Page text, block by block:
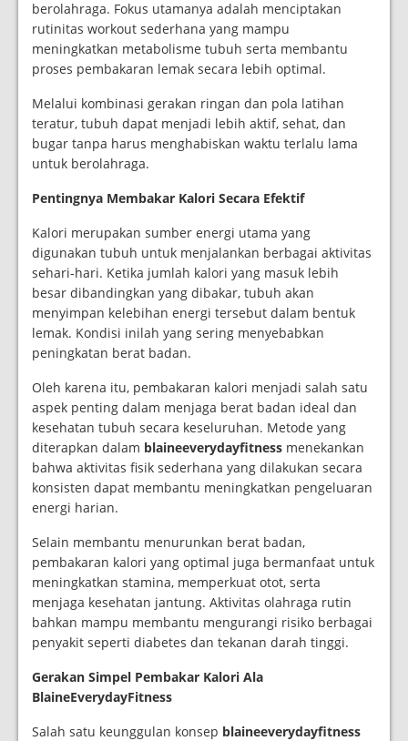
berolahraga. Fokus utamanya adalah menciptakan
rutinitas workout sederhana yang mampu
meningkatkan metabolisme tubuh serta membantu
proses pembakaran lemak secara lebih optimal.
Melalui kombinasi gerakan ringan dan pola latihan
teratur, tubuh dapat menjadi lebih aktif, sehat, dan
bugar tanpa harus menghabiskan waktu terlalu lama
untuk berolahraga.
Pentingnya Membakar Kalori Secara Efektif
Kalori merupakan sumber energi utama yang
digunakan tubuh untuk menjalankan berbagai aktivitas
sehari-hari. Ketika jumlah kalori yang masuk lebih
besar dibandingkan yang dibakar, tubuh akan
menyimpan kelebihan energi tersebut dalam bentuk
lemak. Kondisi inilah yang sering menyebabkan
peningkatan berat badan.
Oleh karena itu, pembakaran kalori menjadi salah satu
aspek penting dalam menjaga berat badan ideal dan
kesehatan tubuh secara keseluruhan. Metode yang
diterapkan dalam blaineeverydayfitness menekankan
bahwa aktivitas fisik sederhana yang dilakukan secara
konsisten dapat membantu meningkatkan pengeluaran
energi harian.
Selain membantu menurunkan berat badan,
pembakaran kalori yang optimal juga bermanfaat untuk
meningkatkan stamina, memperkuat otot, serta
menjaga kesehatan jantung. Aktivitas olahraga rutin
bahkan mampu membantu mengurangi risiko berbagai
penyakit seperti diabetes dan tekanan darah tinggi.
Gerakan Simpel Pembakar Kalori Ala
BlaineEverydayFitness
Salah satu keunggulan konsep blaineeverydayfitness